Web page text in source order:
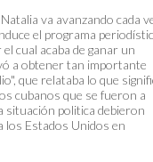
va avanzando cada
el programa
cual acaba de ganar un
a obtener tan importante
que relataba lo que
cubanos que se fueron a
situación politica debieron
los Estados Unidos en